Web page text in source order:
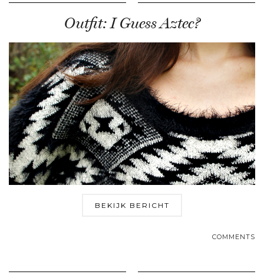
Outfit: I Guess Aztec?
BEKIJK BERICHT
COMMENTS